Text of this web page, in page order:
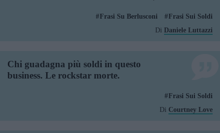
Frasi Su Berlusconi
Frasi Sui Soldi
Di Daniele Luttazzi
Chi guadagna più soldi in questo
business. Le rockstar morte.
Frasi Sui Soldi
Di Courtney Love